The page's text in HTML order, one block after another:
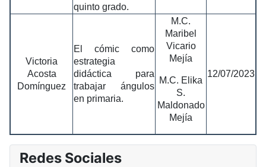
quinto grado.
Victoria
Acosta
Domínguez
El cómic como
estrategia
didáctica para
trabajar ángulos
en primaria.
M.C.
Maribel
Vicario
Mejía
M.C. Elika
S.
Maldonado
Mejía
12/07/2023
Redes Sociales